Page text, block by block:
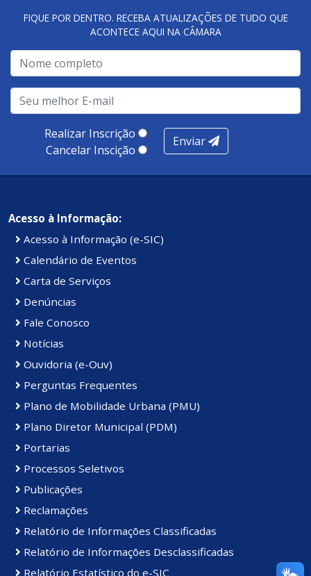
A metodologia de avaliação se concentra em 7 pilares:
qualidade no atendimento remoto, gestão, oferta /
realização de soluções, ambiente de negócios,
infraestrutura, presença digital e cobertura e
produtividade. Somados, todos as categorias totalizam
Kennedy.
FIQUE POR DENTRO. RECEBA ATUALIZAÇÕES DE TUDO QUE
ACONTECE AQUI NA CÂMARA
Realizar Inscrição
Cancelar Inscição
Enviar
Acesso à Informação:
Acesso à Informação (e-SIC)
Calendário de Eventos
Carta de Serviços
Denúncias
Fale Conosco
Notícias
Ouvidoria (e-Ouv)
Perguntas Frequentes
Plano de Mobilidade Urbana (PMU)
Plano Diretor Municipal (PDM)
Portarias
Processos Seletivos
Publicações
Reclamações
Relatório de Informações Classificadas
Relatório de Informações Desclassificadas
Relatório Estatístico do e-SIC